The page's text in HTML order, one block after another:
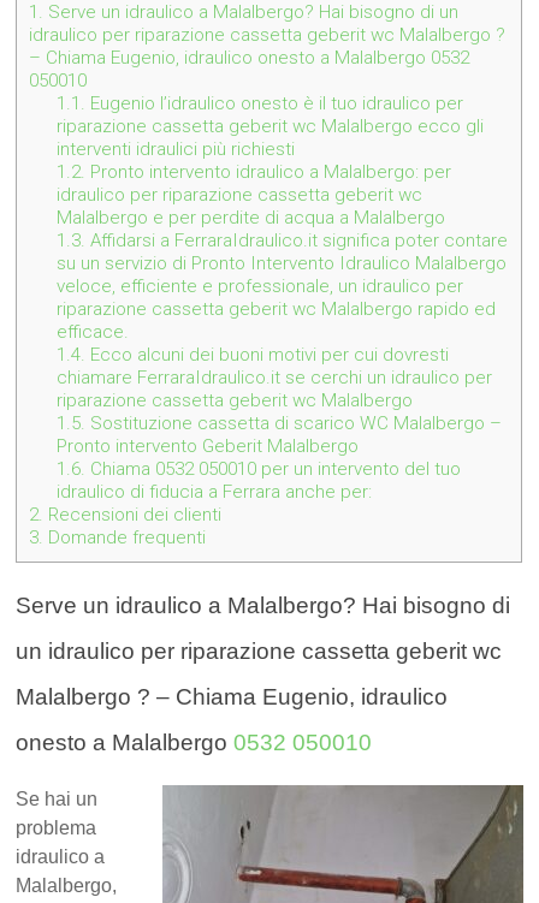
1. Serve un idraulico a Malalbergo? Hai bisogno di un
idraulico per riparazione cassetta geberit wc Malalbergo ?
– Chiama Eugenio, idraulico onesto a Malalbergo 0532
050010
1.1. Eugenio l’idraulico onesto è il tuo idraulico per
riparazione cassetta geberit wc Malalbergo ecco gli
interventi idraulici più richiesti
1.2. Pronto intervento idraulico a Malalbergo: per
idraulico per riparazione cassetta geberit wc
Malalbergo e per perdite di acqua a Malalbergo
1.3. Affidarsi a FerraraIdraulico.it significa poter contare
su un servizio di Pronto Intervento Idraulico Malalbergo
veloce, efficiente e professionale, un idraulico per
riparazione cassetta geberit wc Malalbergo rapido ed
efficace.
1.4. Ecco alcuni dei buoni motivi per cui dovresti
chiamare FerraraIdraulico.it se cerchi un idraulico per
riparazione cassetta geberit wc Malalbergo
1.5. Sostituzione cassetta di scarico WC Malalbergo –
Pronto intervento Geberit Malalbergo
1.6. Chiama 0532 050010 per un intervento del tuo
idraulico di fiducia a Ferrara anche per:
2. Recensioni dei clienti
3. Domande frequenti
Serve un idraulico a Malalbergo? Hai bisogno di
un idraulico per riparazione cassetta geberit wc
Malalbergo ? – Chiama Eugenio, idraulico
onesto a Malalbergo0532 050010
Se hai un
problema
idraulico a
Malalbergo,